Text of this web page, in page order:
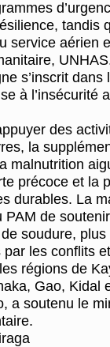
tandis
service aérien
s’inscrit
à l’insécurité
des
la
malnutrition
précoce et la
durables. La
PAM de
soudure,
les conflits
régions de
Gao, Kidal
a soutenu le